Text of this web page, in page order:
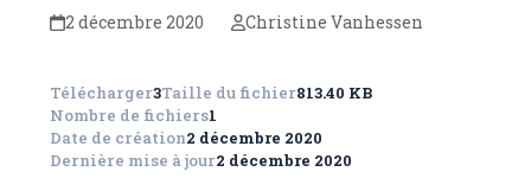
2 décembre 2020 Christine Vanhessen
Télécharger3Taille du fichier813.40 KB
Nombre de fichiers1
Date de création2 décembre 2020
Dernière mise à jour2 décembre 2020